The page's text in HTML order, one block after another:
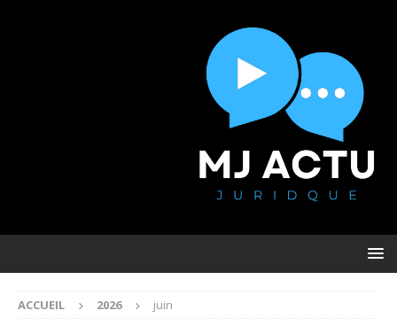
ACCUEIL 2026 juin